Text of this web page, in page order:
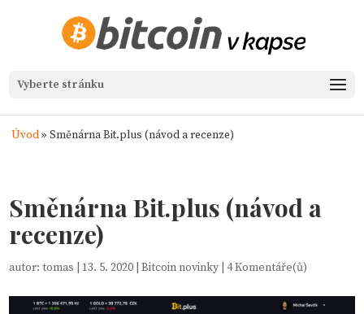
Vyberte stránku
Úvod» Směnárna Bit.plus (návod a recenze)
Směnárna Bit.plus (návod a
recenze)
autor:tomas 13. 5. 2020 |Bitcoin novinky |4 Komentáře(ů)